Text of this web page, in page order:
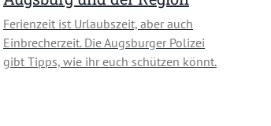
Ferienzeit ist Urlaubszeit, aber auch
Einbrecherzeit. Die Augsburger Polizei
gibt Tipps, wie ihr euch schützen könnt.